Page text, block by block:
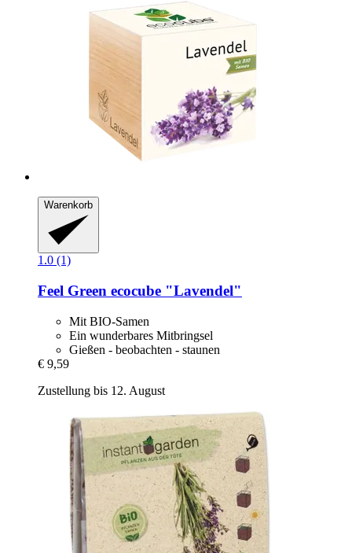
Warenkorb
1.0 (1)
Feel Green ecocube "Lavendel"
Mit BIO-Samen
Ein wunderbares Mitbringsel
Gießen - beobachten - staunen
€ 9,59
Zustellung bis 12. August